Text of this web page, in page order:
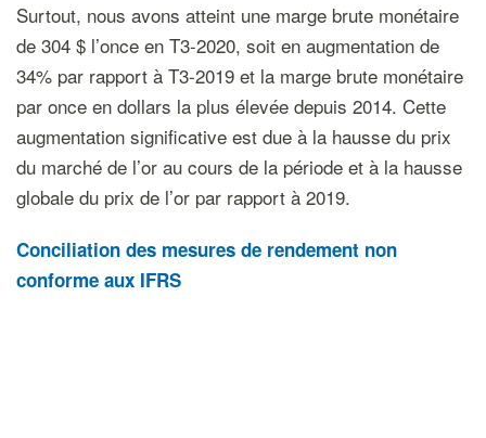
Surtout, nous avons atteint une marge brute monétaire
de 304 $ l’once en T3-2020, soit en augmentation de
34% par rapport à T3-2019 et la marge brute monétaire
par once en dollars la plus élevée depuis 2014. Cette
augmentation significative est due à la hausse du prix
du marché de l’or au cours de la période et à la hausse
globale du prix de l’or par rapport à 2019.
Conciliation des mesures de rendement non
conforme aux IFRS